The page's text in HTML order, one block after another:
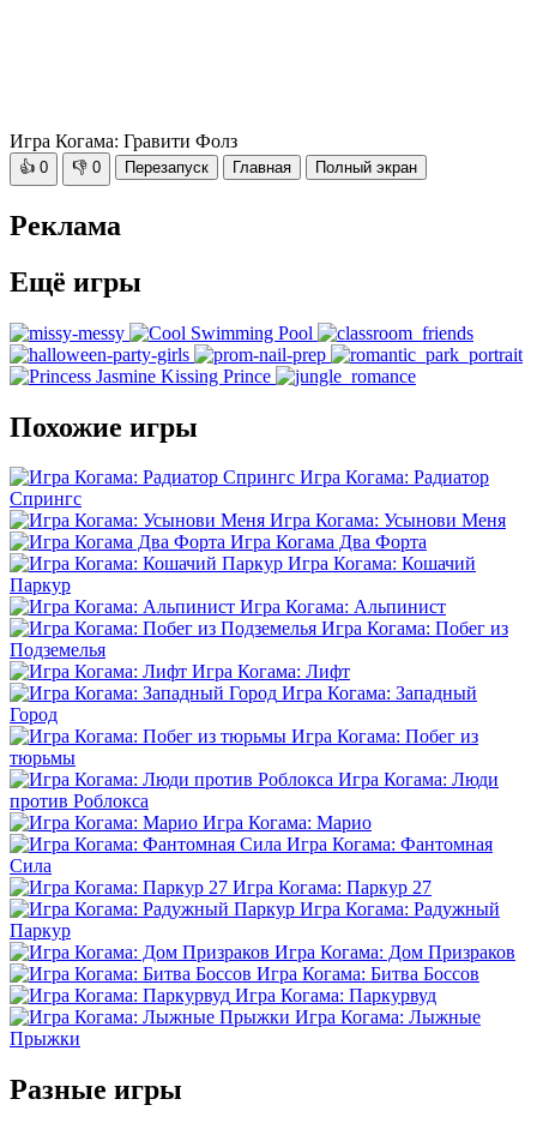
Игра Когама: Гравити Фолз
👍 0 👎 0 Перезапуск Главная Полный экран
Реклама
Ещё игры
Похожие игры
Игра Когама: Радиатор
Спрингс
Игра Когама: Усынови Меня
Игра Когама Два Форта
Игра Когама: Кошачий
Паркур
Игра Когама: Альпинист
Игра Когама: Побег из
Подземелья
Игра Когама: Лифт
Игра Когама: Западный
Город
Игра Когама: Побег из
тюрьмы
Игра Когама: Люди
против Роблокса
Игра Когама: Марио
Игра Когама: Фантомная
Сила
Игра Когама: Паркур 27
Игра Когама: Радужный
Паркур
Игра Когама: Дом Призраков
Игра Когама: Битва Боссов
Игра Когама: Паркурвуд
Игра Когама: Лыжные
Прыжки
Разные игры